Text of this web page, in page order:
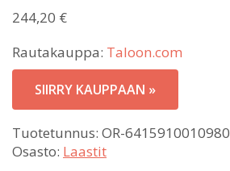
244,20 €
Rautakauppa: Taloon.com
SIIRRY KAUPPAAN »
Tuotetunnus: OR-6415910010980
Osasto: Laastit